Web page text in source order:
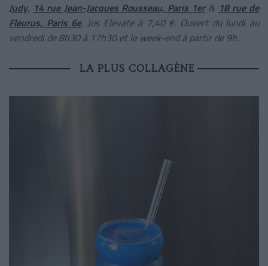
Judy, 14 rue Jean-Jacques Rousseau, Paris 1er & 18 rue de
Fleurus, Paris 6e. Jus Elevate à 7,40 €. Ouvert du lundi au
vendredi de 8h30 à 17h30 et le week-end à partir de 9h.
LA PLUS COLLAGÈNE